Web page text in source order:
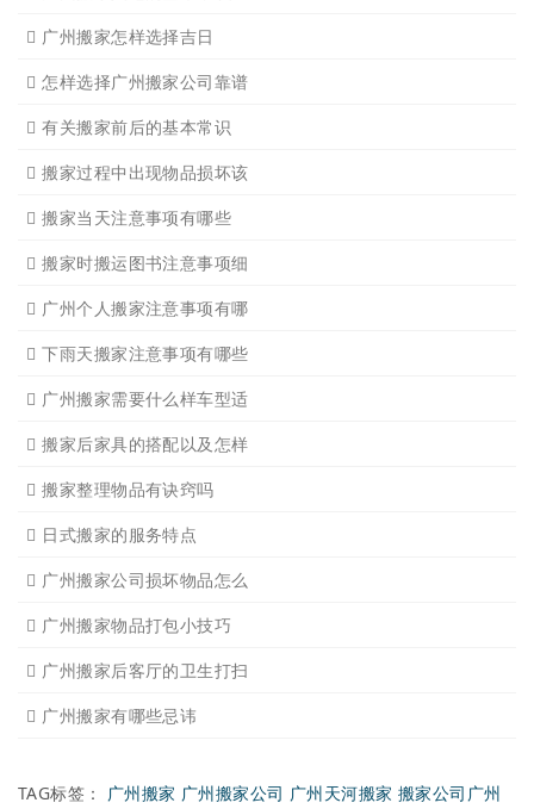
广州搬家怎样选择吉日
怎样选择广州搬家公司靠谱
有关搬家前后的基本常识
搬家过程中出现物品损坏该
搬家当天注意事项有哪些
搬家时搬运图书注意事项细
广州个人搬家注意事项有哪
下雨天搬家注意事项有哪些
广州搬家需要什么样车型适
搬家后家具的搭配以及怎样
搬家整理物品有诀窍吗
日式搬家的服务特点
广州搬家公司损坏物品怎么
广州搬家物品打包小技巧
广州搬家后客厅的卫生打扫
广州搬家有哪些忌讳
TAG标签： 广州搬家 广州搬家公司 广州天河搬家 搬家公司广州